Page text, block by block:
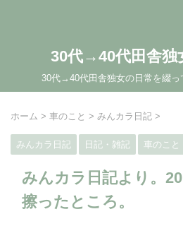
30代→40代田舎独
30代→40代田舎独女の日常を綴っ
ホーム > 車のこと > みんカラ日記 >
みんカラ日記 日記・雑記 車のこと
みんカラ日記より。
擦ったところ。